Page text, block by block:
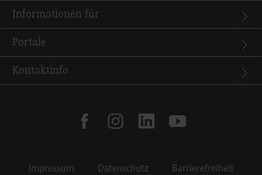
Informationen für
Portale
Kontaktinfo
facebookinstagramlinkedinyoutube
Impressum Datenschutz Barrierefreiheit